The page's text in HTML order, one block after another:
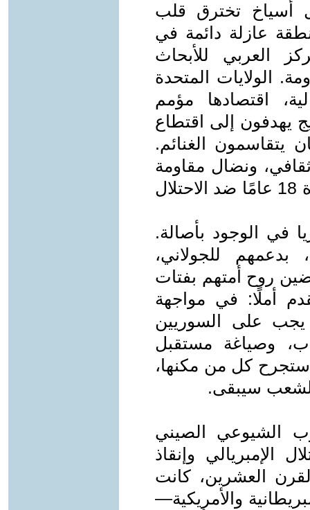
أسياخ تخترق قلب
عازلة دائمة في
العربي للأبحاث
الولايات المتحدة
اقتصادها مؤمم
يهدفون إلى اقتطاع
يتقاسمون الغنائم.
ونضال مقاومة
قد يمتد عقودًا، يعكس قتال لبنان لمدة 18 عامًا ضد الاحتلال
في الوجود بأصالة.
بدعمهم للجولاني،
روح أمتهم بفتات
أملًا: في مواجهة
يجب على السوريين
وصياغة مستقبل
ستجرح كل من مكنها،
سيبقى.
الشيوعي الصيني
الإمبريالي وإنقاذ
العشرين، كانت
والأمريكية—